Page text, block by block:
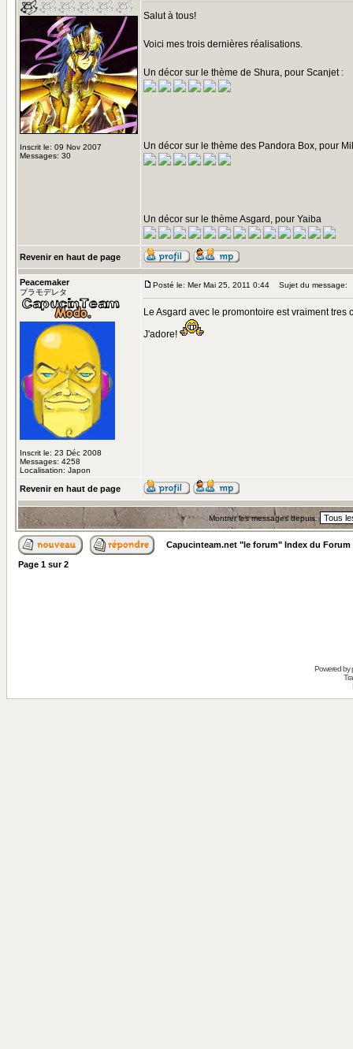
Inscrit le: 09 Nov 2007
Messages: 30
Salut à tous!
Voici mes trois dernières réalisations.
Un décor sur le thème de Shura, pour Scanjet :
Un décor sur le thème des Pandora Box, pour
Un décor sur le thème Asgard, pour Yaiba
Revenir en haut de page
Peacemaker
プラモデレタ
Inscrit le: 23 Déc 2008
Messages: 4258
Localisation: Japon
Posté le: Mer Mai 25, 2011 0:44 Sujet du message:
Le Asgard avec le promontoire est vraiment tres
J'adore!
Revenir en haut de page
Montrer les messages depuis:
Capucinteam.net "le forum" Index du Forum
Page 1 sur2
Powered by